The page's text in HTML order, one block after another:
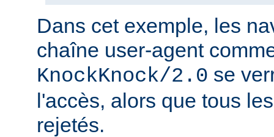
Dans cet exemple, les
chaîne user-agent
KnockKnock/2.0 se
l'accès, alors que tous
rejetés.